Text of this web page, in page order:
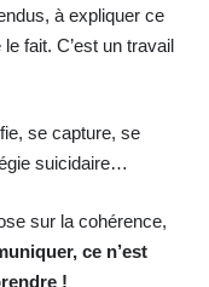
à expliquer ce
fait. C’est un travail
se capture, se
suicidaire…
sur la cohérence,
ce n’est
!